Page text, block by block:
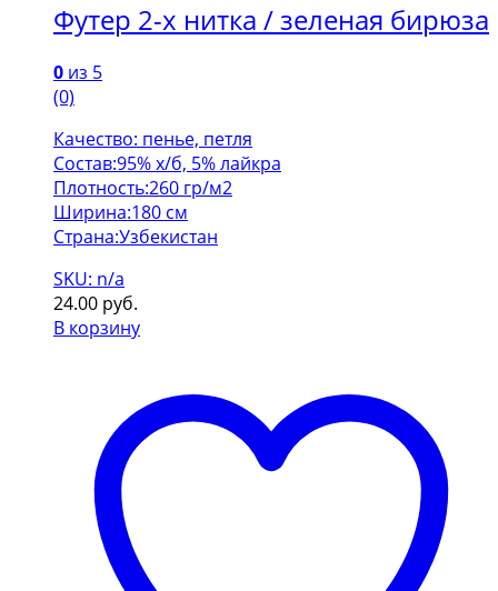
Футер 2-х нитка / зеленая бирюза
0 из 5
(0)
Качество: пенье, петля
Состав:95% х/б, 5% лайкра
Плотность:260 гр/м2
Ширина:180 см
Страна:Узбекистан
SKU: n/a
24.00 руб.
В корзину